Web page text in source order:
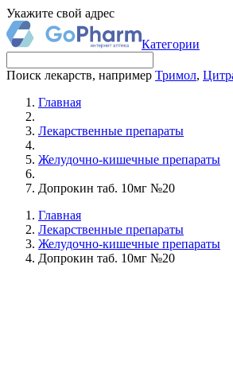
Укажите свой адрес
Категории
Поиск лекарств, например Тримол,
Главная
Лекарственные препараты
Желудочно-кишечные препараты
Допрокин таб. 10мг №20
Главная
Лекарственные препараты
Желудочно-кишечные препараты
Допрокин таб. 10мг №20